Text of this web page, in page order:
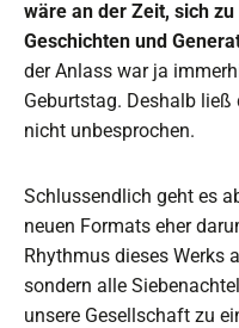
wäre an der Zeit, sich
Geschichten und
der Anlass war ja
Geburtstag. Deshalb ließ
nicht unbesprochen.
Schlussendlich geht es
neuen Formats eher
Rhythmus dieses Werks
sondern alle
unsere Gesellschaft zu